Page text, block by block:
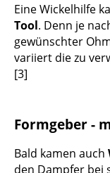
Eine Wickelhilfe
Tool. Denn je
gewünschter
variiert die zu
[3]
Formgeber -
Bald kamen auch
den Dampfer bei